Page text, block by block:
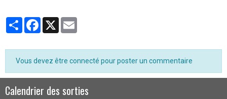
PartagerFacebook
X
Vous devez être connecté pour poster un commentaire
Calendrier des sorties